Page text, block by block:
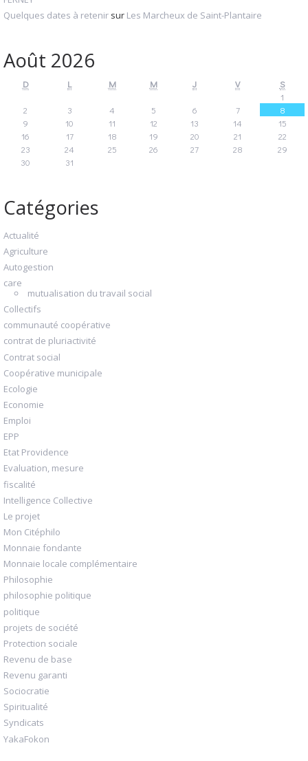
Quelques dates à retenir sur Les Marcheux de Saint-Plantaire
Août 2026
D L M M J V
S
1
2
3 4 5 6 7
8
9
10 11 12 13 14
15
16
17 18 19 20 21
22
23
24 25 26 27 28
29
30
31
Catégories
Actualité
Agriculture
Autogestion
care
mutualisation du travail social
Collectifs
communauté coopérative
contrat de pluriactivité
Contrat social
Coopérative municipale
Ecologie
Economie
Emploi
EPP
Etat Providence
Evaluation, mesure
fiscalité
Intelligence Collective
Le projet
Mon Citéphilo
Monnaie fondante
Monnaie locale complémentaire
Philosophie
philosophie politique
politique
projets de société
Protection sociale
Revenu de base
Revenu garanti
Sociocratie
Spiritualité
Syndicats
YakaFokon